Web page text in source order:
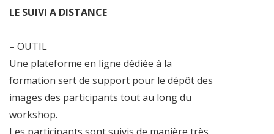
LE SUIVI A DISTANCE
– OUTIL
Une plateforme en ligne dédiée à la
formation sert de support pour le dépôt des
images des participants tout au long du
workshop.